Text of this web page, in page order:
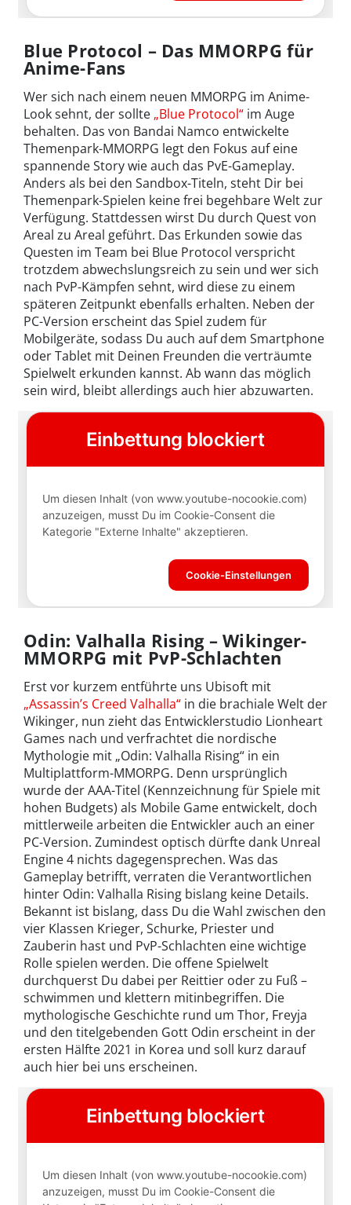
Blue Protocol – Das MMORPG für
Anime-Fans
Wer sich nach einem neuen MMORPG im Anime-
Look sehnt, der sollte „Blue Protocol“ im Auge
behalten. Das von Bandai Namco entwickelte
Themenpark-MMORPG legt den Fokus auf eine
spannende Story wie auch das PvE-Gameplay.
Anders als bei den Sandbox-Titeln, steht Dir bei
Themenpark-Spielen keine frei begehbare Welt zur
Verfügung. Stattdessen wirst Du durch Quest von
Areal zu Areal geführt. Das Erkunden sowie das
Questen im Team bei Blue Protocol verspricht
trotzdem abwechslungsreich zu sein und wer sich
nach PvP-Kämpfen sehnt, wird diese zu einem
späteren Zeitpunkt ebenfalls erhalten. Neben der
PC-Version erscheint das Spiel zudem für
Mobilgeräte, sodass Du auch auf dem Smartphone
oder Tablet mit Deinen Freunden die verträumte
Spielwelt erkunden kannst. Ab wann das möglich
sein wird, bleibt allerdings auch hier abzuwarten.
Odin: Valhalla Rising – Wikinger-
MMORPG mit PvP-Schlachten
Erst vor kurzem entführte uns Ubisoft mit
„Assassin’s Creed Valhalla“ in die brachiale Welt der
Wikinger, nun zieht das Entwicklerstudio Lionheart
Games nach und verfrachtet die nordische
Mythologie mit „Odin: Valhalla Rising“ in ein
Multiplattform-MMORPG. Denn ursprünglich
wurde der AAA-Titel (Kennzeichnung für Spiele mit
hohen Budgets) als Mobile Game entwickelt, doch
mittlerweile arbeiten die Entwickler auch an einer
PC-Version. Zumindest optisch dürfte dank Unreal
Engine 4 nichts dagegensprechen. Was das
Gameplay betrifft, verraten die Verantwortlichen
hinter Odin: Valhalla Rising bislang keine Details.
Bekannt ist bislang, dass Du die Wahl zwischen den
vier Klassen Krieger, Schurke, Priester und
Zauberin hast und PvP-Schlachten eine wichtige
Rolle spielen werden. Die offene Spielwelt
durchquerst Du dabei per Reittier oder zu Fuß –
schwimmen und klettern mitinbegriffen. Die
mythologische Geschichte rund um Thor, Freyja
und den titelgebenden Gott Odin erscheint in der
ersten Hälfte 2021 in Korea und soll kurz darauf
auch hier bei uns erscheinen.